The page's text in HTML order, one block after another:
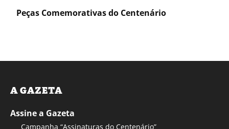
Peças Comemorativas do Centenário
A GAZETA
Assine a Gazeta
Campanha “Assinaturas do Centenário”